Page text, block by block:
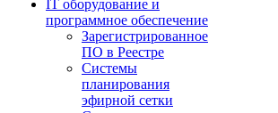
IT оборудование и
программное обеспечение
Зарегистрированное
ПО в Реестре
Системы
планирования
эфирной сетки